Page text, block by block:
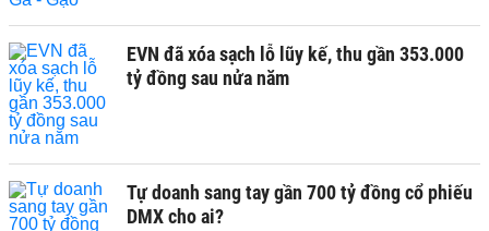
EVN đã xóa sạch lỗ lũy kế, thu gần 353.000
tỷ đồng sau nửa năm
Tự doanh sang tay gần 700 tỷ đồng cổ phiếu
DMX cho ai?